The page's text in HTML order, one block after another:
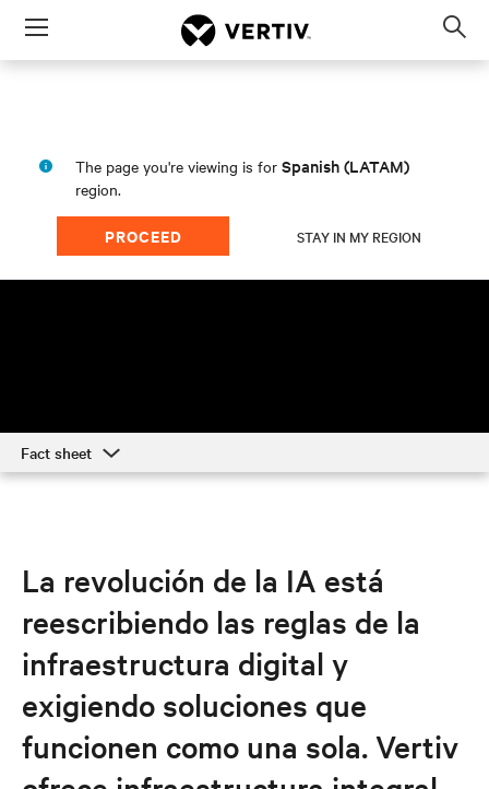
Menu
The page you're viewing is for Spanish (LATAM)
region.
PROCEED STAY IN MY REGION
Fact sheet
Responsabilidad empresarial
Ejecutivos
Carreras
La revolución de la IA está
reescribiendo las reglas de la
infraestructura digital y
exigiendo soluciones que
funcionen como una sola. Vertiv